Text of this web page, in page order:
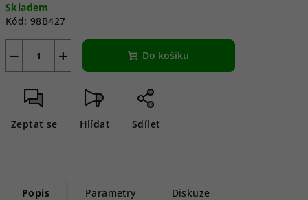
cena:
Skladem
Kód: 98B427
+
− Do košíku
Zeptat se Hlídat Sdílet
Popis Parametry Diskuze